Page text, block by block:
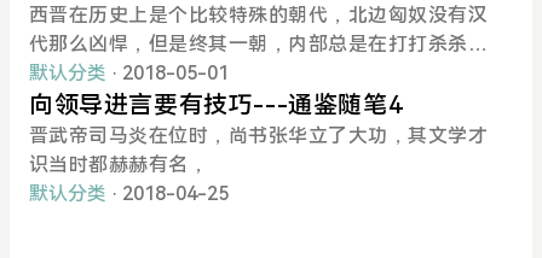
西晋在历史上是个比较特殊的朝代，北边匈奴没有汉
代那么凶悍，但是终其一朝，内部总是在打打杀杀，
大多数人都不得安宁。底层的百姓就不说，在这样的
乱世真正能称为人的，多多少少都有点传承渊源。这
些人开始都投身轰轰烈烈的时代洪流，一大部分都变
成了洪流中的渣渣，但是也有那急流勇退的，过得不
得不让人称道，让人艳羡不已，张翰就是其中让人特
默认分类 · 2018-05-01
向领导进言要有技巧---通鉴随笔4
晋武帝司马炎在位时，尚书张华立了大功，其文学才
识当时都赫赫有名，
默认分类 · 2018-04-25